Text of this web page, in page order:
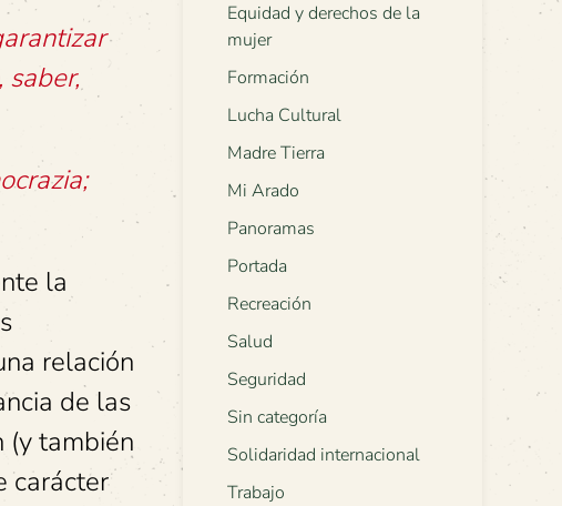
la
relación
de las
(y también
carácter
Equidad y derechos de la
mujer
Formación
Lucha Cultural
Madre Tierra
Mi Arado
Panoramas
Portada
Recreación
Salud
Seguridad
Sin categoría
Solidaridad internacional
Trabajo